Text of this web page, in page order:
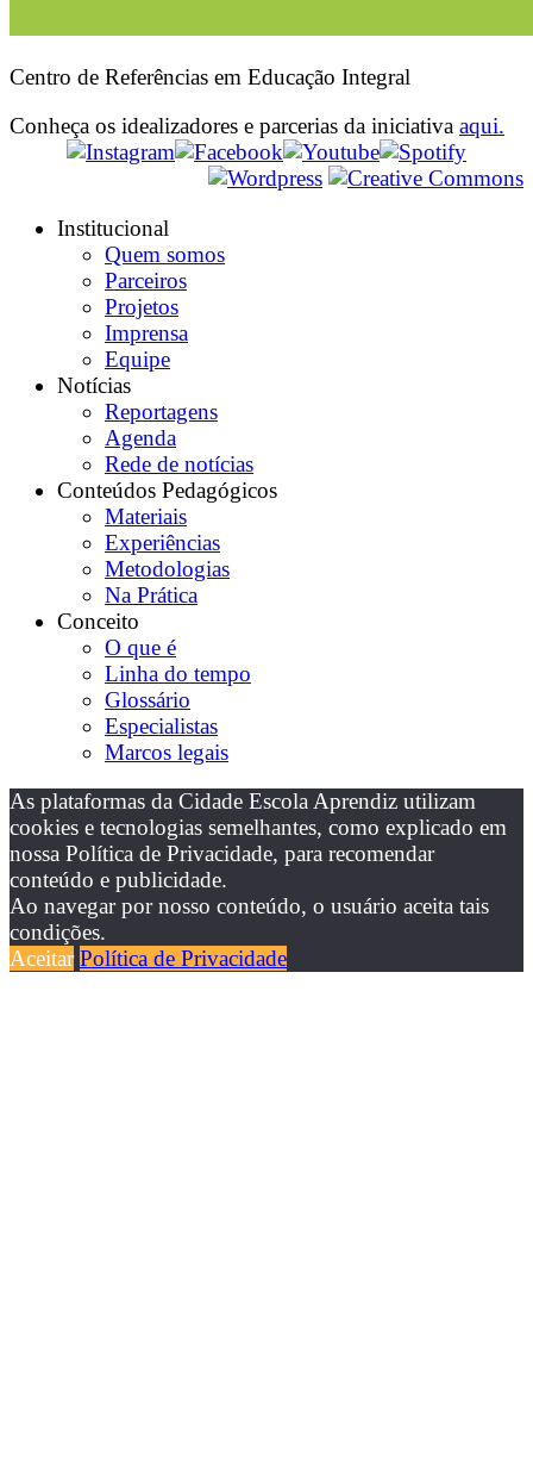
Centro de Referências em Educação Integral
Conheça os idealizadores e parcerias da iniciativa aqui.
Institucional
Quem somos
Parceiros
Projetos
Imprensa
Equipe
Notícias
Reportagens
Agenda
Rede de notícias
Conteúdos Pedagógicos
Materiais
Experiências
Metodologias
Na Prática
Conceito
O que é
Linha do tempo
Glossário
Especialistas
Marcos legais
As plataformas da Cidade Escola Aprendiz utilizam
cookies e tecnologias semelhantes, como explicado em
nossa Política de Privacidade, para recomendar
conteúdo e publicidade.
Ao navegar por nosso conteúdo, o usuário aceita tais
condições.
Aceitar Política de Privacidade